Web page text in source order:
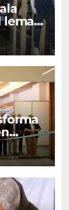
lema
y